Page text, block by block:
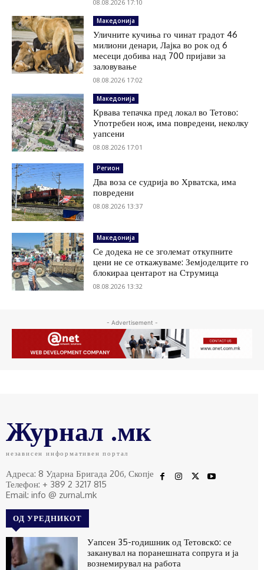
08.08.2026 17:10
Македонија
Уличните кучиња го чинат градот 46
милиони денари, Лајка во рок од 6
месеци добива над 700 пријави за
заловување
08.08.2026 17:02
Македонија
Крвава тепачка пред локал во Тетово:
Употребен нож, има повредени, неколку
уапсени
08.08.2026 17:01
Регион
Два воза се судрија во Хрватска, има
повредени
08.08.2026 13:37
Македонија
Се додека не се зголемат откупните
цени не се откажуваме: Земјоделците го
блокираа центарот на Струмица
08.08.2026 13:32
- Advertisement -
Журнал .мк
независен информативен портал
Адреса: 8 Ударна Бригада 20б, Скопје
Телефон: + 389 2 3217 815
Email: info @ zurnal.mk
ОД УРЕДНИКОТ
Уапсен 35-годишник од Тетовскo: се
заканувал на поранешната сопруга и ја
вознемирувал на работа